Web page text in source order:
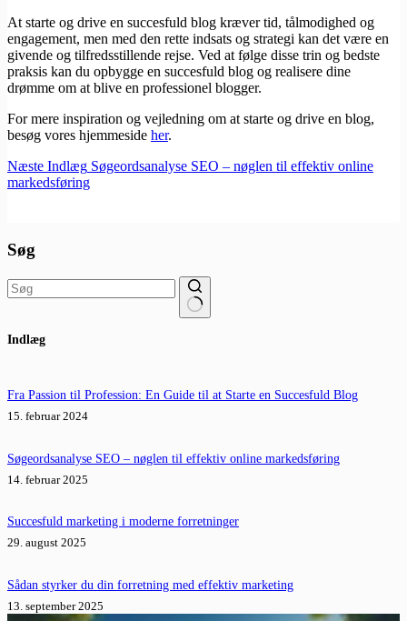
At starte og drive en succesfuld blog kræver tid, tålmodighed og
engagement, men med den rette indsats og strategi kan det være en
givende og tilfredsstillende rejse. Ved at følge disse trin og bedste
praksis kan du opbygge en succesfuld blog og realisere dine
drømme om at blive en professionel blogger.
For mere inspiration og vejledning om at starte og drive en blog,
besøg vores hjemmeside her.
Næste Indlæg Søgeordsanalyse SEO – nøglen til effektiv online
markedsføring
Søg
resultater
Indlæg
Fra Passion til Profession: En Guide til at Starte en Succesfuld Blog
15. februar 2024
Søgeordsanalyse SEO – nøglen til effektiv online markedsføring
14. februar 2025
Succesfuld marketing i moderne forretninger
29. august 2025
Sådan styrker du din forretning med effektiv marketing
13. september 2025